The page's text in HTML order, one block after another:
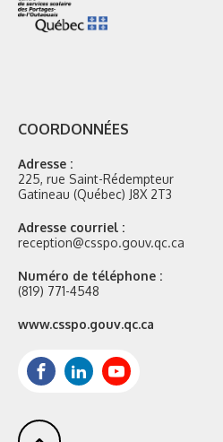
COORDONNÉES
Adresse :
225, rue Saint-Rédempteur
Gatineau (Québec) J8X 2T3
Adresse courriel :
reception@csspo.gouv.qc.ca
Numéro de téléphone :
(819) 771-4548
Site
www.csspo.gouv.qc.ca
FacebookLinkedInYoutube